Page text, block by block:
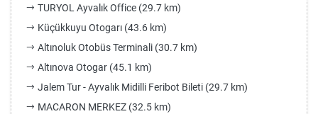
TURYOL Ayvalık Office (29.7 km)
Küçükkuyu Otogarı (43.6 km)
Altınoluk Otobüs Terminali (30.7 km)
Altınova Otogar (45.1 km)
Jalem Tur - Ayvalık Midilli Feribot Bileti (29.7 km)
MACARON MERKEZ (32.5 km)